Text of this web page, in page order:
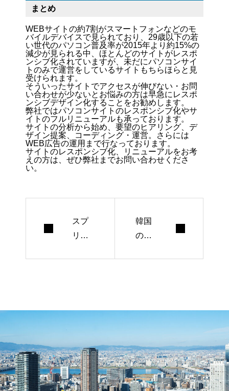
まとめ
WEBサイトの約7割がスマートフォンなどのモ
バイルデバイスで見られており、29歳以下の若
い世代のパソコン普及率が2015年より約15%の
減少が見られる中、ほとんどのサイトがレスポ
ンシブ化されていますが、未だにパソコンサイ
トのみで運営をしているサイトもちらほらと見
受けられます。
そういったサイトでアクセスが伸びない・お問
い合わせが少ないとお悩みの方は早急にレスポ
ンシブデザイン化することをお勧めします。
弊社ではパソコンサイトのレスポンシブ化やサ
イトのフルリニューアルも承っております。
サイトの分析から始め、要望のヒアリング、デ
ザイン提案、コーディング・運営。さらには
WEB広告の運用まで行なっております。
サイトのレスポンシブ化、リニューアルをお考
えの方は、ぜひ弊社までお問い合わせくださ
い。
スプ
リッ
ーシ
ブル
チラ
韓国
のサ
VER
(ネイ
バー)